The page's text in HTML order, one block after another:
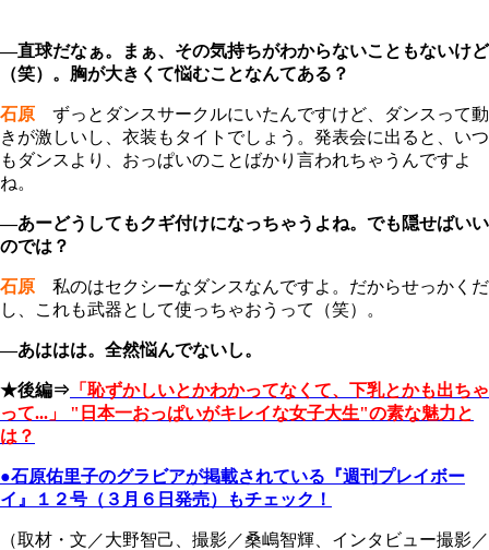
―直球だなぁ。まぁ、その気持ちがわからないこともないけど
（笑）。胸が大きくて悩むことなんてある？
石原 ずっとダンスサークルにいたんですけど、ダンスって動
きが激しいし、衣装もタイトでしょう。発表会に出ると、いつ
もダンスより、おっぱいのことばかり言われちゃうんですよ
ね。
―あーどうしてもクギ付けになっちゃうよね。でも隠せばいい
のでは？
石原
私のはセクシーなダンスなんですよ。だからせっかくだ
し、これも武器として使っちゃおうって（笑）。
―あははは。全然悩んでないし。
★後編⇒ 「恥ずかしいとかわかってなくて、下乳とかも出ちゃ
って...」 "日本一おっぱいがキレイな女子大生"の素な魅力と
は？
●石原佑里子のグラビアが掲載されている『週刊プレイボー
イ』１２号（３月６日発売）もチェック！
（取材・文／大野智己、撮影／桑嶋智輝、インタビュー撮影／